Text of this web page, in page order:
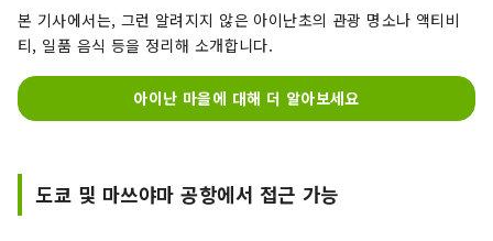
본 기사에서는, 그런 알려지지 않은 아이난초의 관광 명소나 액티비
티, 일품 음식 등을 정리해 소개합니다.
아이난 마을에 대해 더 알아보세요
도쿄 및 마쓰야마 공항에서 접근 가능